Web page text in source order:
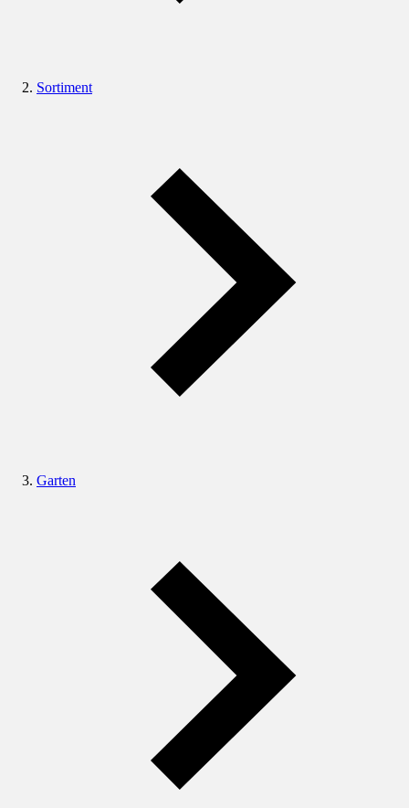
Sortiment
Garten